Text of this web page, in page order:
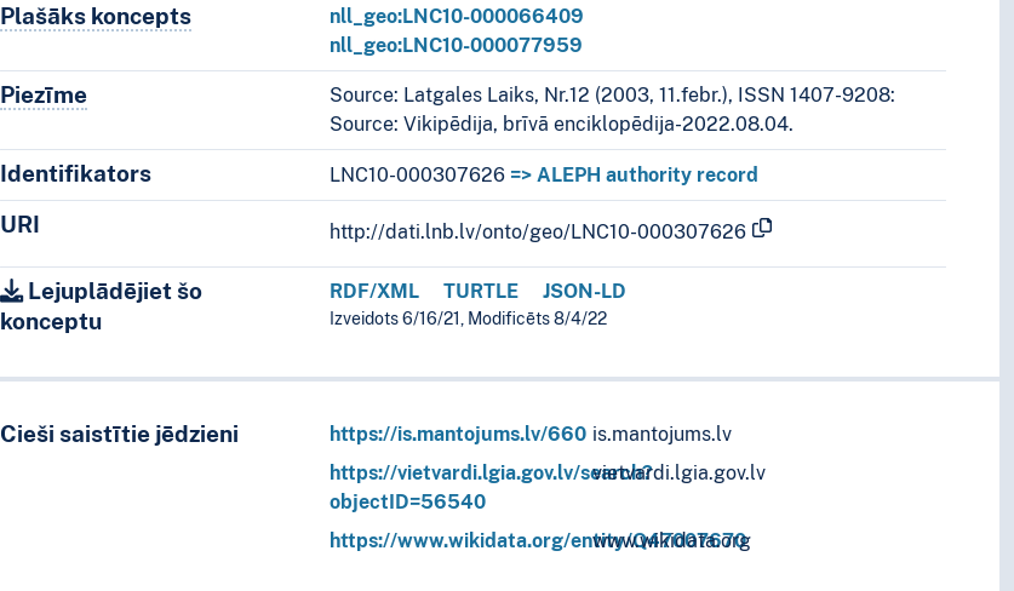
Plašāks konceptsPlašāks konceptsnll_geo:LNC10-000066409
nll_geo:LNC10-000077959
PiezīmePiezīmes
Source: Latgales Laiks, Nr.12 (2003, 11.febr.), ISSN 1407-9208:
Source: Vikipēdija, brīvā enciklopēdija-2022.08.04.
Identifikators LNC10-000307626 => ALEPH authority record
URI http://dati.lnb.lv/onto/geo/LNC10-000307626
Lejuplādējiet šo
konceptu
RDF/XML TURTLE JSON-LD
Izveidots 6/16/21, Modificēts 8/4/22
Cieši saistītie jēdzieni https://is.mantojums.lv/660 is.mantojums.lv
https://vietvardi.lgia.gov.lv/search?
objectID=56540
vietvardi.lgia.gov.lv
https://www.wikidata.org/entity/Q47007670
www.wikidata.org